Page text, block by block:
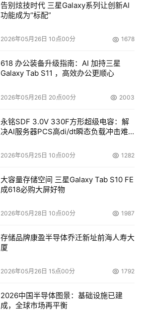
告别炫技时代 三星Galaxy系列让创新AI
功能成为“标配”
2026年05月26日 10点00分 1678
618 办公装备升级指南：AI 加持三星
Galaxy Tab S11 ，高效办公更顺心
2026年05月26日 20点00分 2003
永铭SDF 3.0V 330F方形超级电容：解
决AI服务器PCS高di/dt瞬态负载冲击难
2026年05月25日 10点00分 1282
大容量存储空间 三星Galaxy Tab S10 FE
成618必购大屏好物
2026年05月28日 10点00分 1987
存储品牌康盈半导体乔迁新址前海人寿大
厦
2026年05月26日 15点00分 1792
2026中国半导体图景：基础设施已建
成，全球市场再平衡